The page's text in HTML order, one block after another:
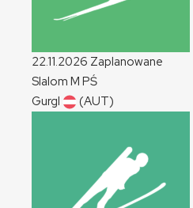
22.11.2026 Zaplanowane
Slalom M PŚ
Gurgl
(AUT)